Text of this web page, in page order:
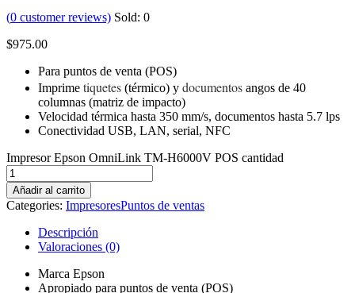
(0 customer reviews) Sold: 0
$975.00
Para puntos de venta (POS)
Imprime tiquetes (térmico) y documentos angos de 40
columnas (matriz de impacto)
Velocidad térmica hasta 350 mm/s, documentos hasta 5.7 lps
Conectividad USB, LAN, serial, NFC
Impresor Epson OmniLink TM-H6000V POS cantidad
Añadir al carrito
Categories: ImpresoresPuntos de ventas
Descripción
Valoraciones (0)
Marca Epson
Apropiado para puntos de venta (POS)